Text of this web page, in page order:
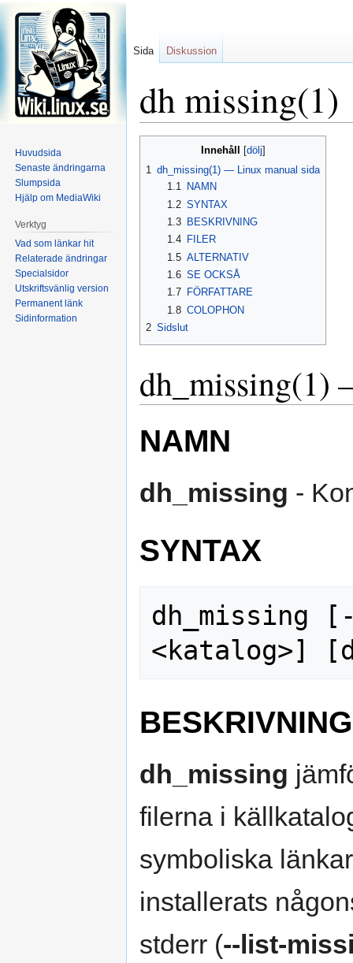
dh missing(1)
navigering
Innehåll
1 dh_missing(1) — Linux manual sida
1.1
NAMN
1.2 SYNTAX
1.3
BESKRIVNING
1.4
FILER
1.5 ALTERNATIV
1.6 SE OCKSÅ
1.7
FÖRFATTARE
1.8 COLOPHON
2 Sidslut
dh_missing(1)
NAMN
dh_missing -
SYNTAX
dh_missing
BESKRIVNING
dh_missing
filerna i
symboliska
installerats
stderr (--list-
Sida Diskussion
Huvudsida
Senaste ändringarna
Slumpsida
Hjälp om MediaWiki
Verktyg
Vad som länkar hit
Relaterade ändringar
Specialsidor
Utskriftsvänlig version
Permanent länk
Sidinformation